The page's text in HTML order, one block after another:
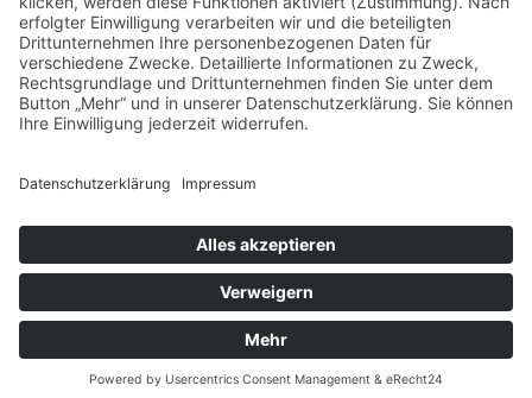
Infos für Suchende
© 2026 | www.deutsche-gutachterauskunft.de | Alle Rechte vorbehalten